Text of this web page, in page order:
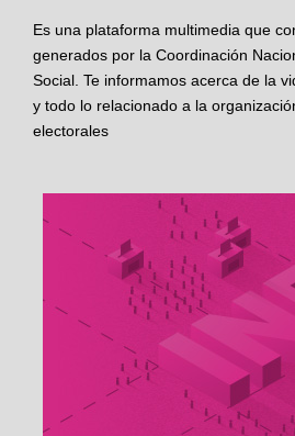
Es una plataforma multimedia que
generados por la Coordinación
Social. Te informamos acerca de la
y todo lo relacionado a la
electorales